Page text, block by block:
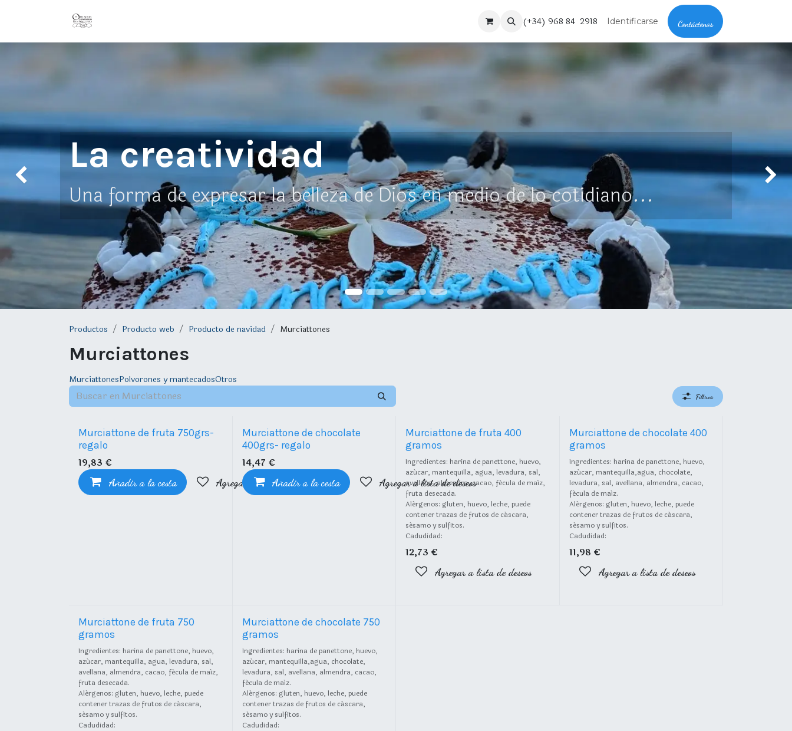
(+34) 968 84 2918 Identificarse Contáctenos
La creatividad
Una forma de expresar la belleza de Dios en medio de lo cotidiano...
Anterior
Productos Producto web Producto de navidad Murciattones
Murciattones
MurciattonesPolvorones y mantecadosOtros
Filtros
Producto-temporada
Murciattone de fruta 750grs-
regalo
19,83 €
Añadir a la cesta Agregar a lista de deseos
Producto-temporada
Murciattone de chocolate
400grs- regalo
14,47 €
Añadir a la cesta Agregar a lista de deseos
Murciattone de fruta 400
gramos
Ingredientes: harina de panettone, huevo,
azúcar, mantequilla, agua, levadura, sal,
avellana, almendra, cacao, fécula de maíz,
fruta desecada.
Alérgenos: gluten, huevo, leche, puede
contener trazas de frutos de cáscara,
sésamo y sulfitos.
Cadudidad:
12,73 €
Agregar a lista de deseos
Murciattone de chocolate 400
gramos
Ingredientes: harina de panettone, huevo,
azúcar, mantequilla,agua, chocolate,
levadura, sal, avellana, almendra, cacao,
fécula de maíz.
Alérgenos: gluten, huevo, leche, puede
contener trazas de frutos de cáscara,
sésamo y sulfitos.
Cadudidad:
11,98 €
Agregar a lista de deseos
Murciattone de fruta 750
gramos
Ingredientes: harina de panettone, huevo,
azúcar, mantequilla, agua, levadura, sal,
avellana, almendra, cacao, fécula de maíz,
fruta desecada.
Alérgenos: gluten, huevo, leche, puede
contener trazas de frutos de cáscara,
sésamo y sulfitos.
Cadudidad:
Murciattone de chocolate 750
gramos
Ingredientes: harina de panettone, huevo,
azúcar, mantequilla,agua, chocolate,
levadura, sal, avellana, almendra, cacao,
fécula de maíz.
Alérgenos: gluten, huevo, leche, puede
contener trazas de frutos de cáscara,
sésamo y sulfitos.
Cadudidad: